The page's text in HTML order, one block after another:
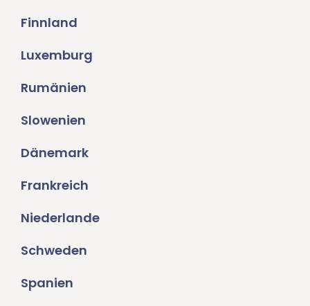
Finnland
Luxemburg
Rumänien
Slowenien
Dänemark
Frankreich
Niederlande
Schweden
Spanien